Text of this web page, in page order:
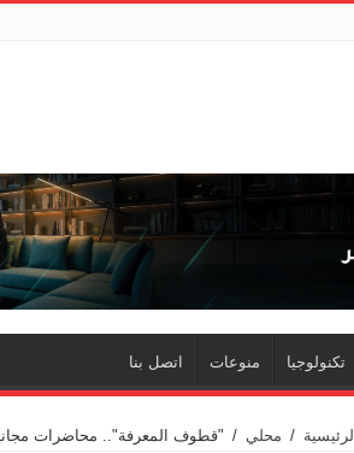
تكنولوجيا منوعات اتصل بنا
الرئيسية / محلي / "قطوف المعرفة".. محاضرات